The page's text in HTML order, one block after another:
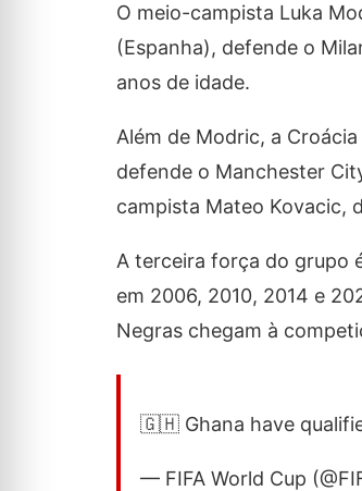
O meio-campista Luka
(Espanha), defende o
anos de idade.
Além de Modric, a
defende o Manchester
campista Mateo Kovacic,
A terceira força do grupo
em 2006, 2010, 2014 e
Negras chegam à
🇬🇭 Ghana have
— FIFA World Cup